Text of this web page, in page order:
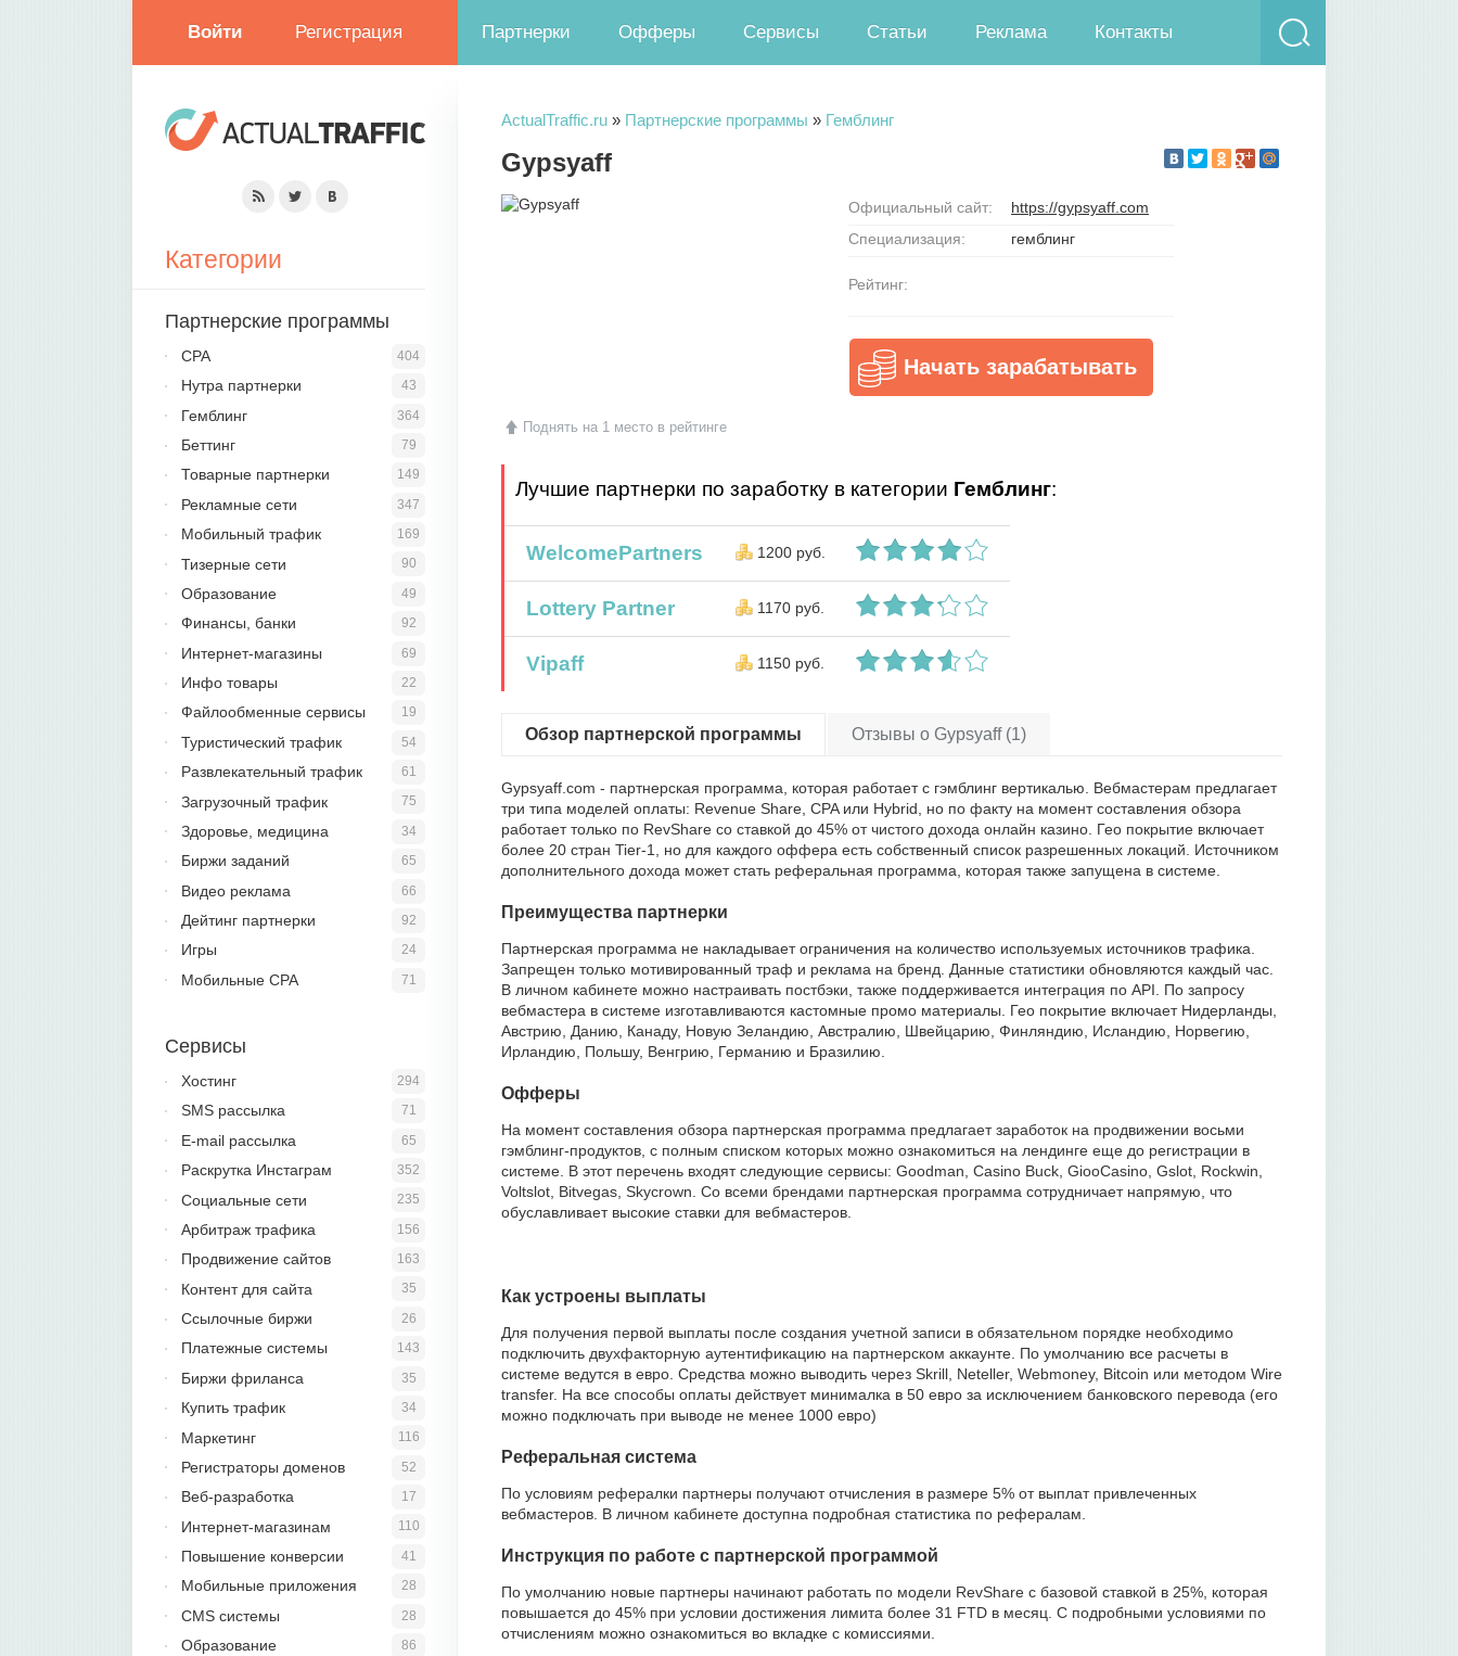
Войти Регистрация Партнерки Офферы Сервисы Статьи Реклама Контакты
ActualTraffic.ru » Партнерские программы » Гемблинг
Gypsyaff
Поднять на 1 место в рейтинге
Официальный сайт:
https://gypsyaff.com
Специализация:
гемблинг
Рейтинг:
Начать зарабатывать
Лучшие партнерки по заработку в категории Гемблинг:
WelcomePartners 1200 руб.
Lottery Partner 1170 руб.
Vipaff 1150 руб.
Обзор партнерской программы Отзывы о Gypsyaff (1)
Gypsyaff.com - партнерская программа, которая работает с гэмблинг вертикалью. Вебмастерам предлагает
три типа моделей оплаты: Revenue Share, CPA или Hybrid, но по факту на момент составления обзора
работает только по RevShare со ставкой до 45% от чистого дохода онлайн казино. Гео покрытие включает
более 20 стран Tier-1, но для каждого оффера есть собственный список разрешенных локаций. Источником
дополнительного дохода может стать реферальная программа, которая также запущена в системе.
Преимущества партнерки
Партнерская программа не накладывает ограничения на количество используемых источников трафика.
Запрещен только мотивированный траф и реклама на бренд. Данные статистики обновляются каждый час.
В личном кабинете можно настраивать постбэки, также поддерживается интеграция по API. По запросу
вебмастера в системе изготавливаются кастомные промо материалы. Гео покрытие включает Нидерланды,
Австрию, Данию, Канаду, Новую Зеландию, Австралию, Швейцарию, Финляндию, Исландию, Норвегию,
Ирландию, Польшу, Венгрию, Германию и Бразилию.
Офферы
На момент составления обзора партнерская программа предлагает заработок на продвижении восьми
гэмблинг-продуктов, с полным списком которых можно ознакомиться на лендинге еще до регистрации в
системе. В этот перечень входят следующие сервисы: Goodman, Casino Buck, GiooCasino, Gslot, Rockwin,
Voltslot, Bitvegas, Skycrown. Со всеми брендами партнерская программа сотрудничает напрямую, что
обуславливает высокие ставки для вебмастеров.
Как устроены выплаты
Для получения первой выплаты после создания учетной записи в обязательном порядке необходимо
подключить двухфакторную аутентификацию на партнерском аккаунте. По умолчанию все расчеты в
системе ведутся в евро. Средства можно выводить через Skrill, Neteller, Webmoney, Bitcoin или методом Wire
transfer. На все способы оплаты действует минималка в 50 евро за исключением банковского перевода (его
можно подключать при выводе не менее 1000 евро)
Реферальная система
По условиям рефералки партнеры получают отчисления в размере 5% от выплат привлеченных
вебмастеров. В личном кабинете доступна подробная статистика по рефералам.
Инструкция по работе с партнерской программой
По умолчанию новые партнеры начинают работать по модели RevShare с базовой ставкой в 25%, которая
повышается до 45% при условии достижения лимита более 31 FTD в месяц. С подробными условиями по
отчислениям можно ознакомиться во вкладке с комиссиями.
Категории
Партнерские программы
404
CPA
43
Нутра партнерки
364
Гемблинг
79
Беттинг
149
Товарные партнерки
347
Рекламные сети
169
Мобильный трафик
90
Тизерные сети
49
Образование
92
Финансы, банки
69
Интернет-магазины
22
Инфо товары
19
Файлообменные сервисы
54
Туристический трафик
61
Развлекательный трафик
75
Загрузочный трафик
34
Здоровье, медицина
65
Биржи заданий
66
Видео реклама
92
Дейтинг партнерки
24
Игры
71
Мобильные CPA
Сервисы
294
Хостинг
71
SMS рассылка
65
E-mail рассылка
352
Раскрутка Инстаграм
235
Социальные сети
156
Арбитраж трафика
163
Продвижение сайтов
35
Контент для сайта
26
Ссылочные биржи
143
Платежные системы
35
Биржи фриланса
34
Купить трафик
116
Маркетинг
52
Регистраторы доменов
17
Веб-разработка
110
Интернет-магазинам
41
Повышение конверсии
28
Мобильные приложения
28
CMS системы
86
Образование